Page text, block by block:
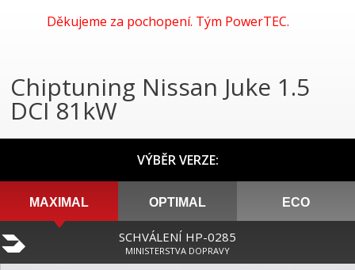
Děkujeme za pochopení. Tým PowerTEC.
Chiptuning Nissan Juke 1.5
DCI 81kW
VÝBĚR VERZE:
MAXIMAL OPTIMAL ECO
SCHVÁLENÍ HP-0285
MINISTERSTVA DOPRAVY